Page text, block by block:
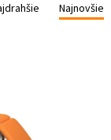
Najnovšie